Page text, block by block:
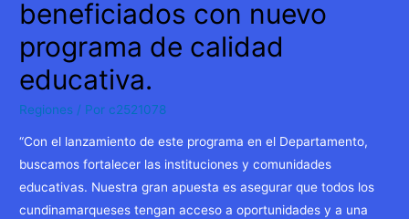
beneficiados con nuevo
programa de calidad
educativa.
Regiones / Por c2521078
“Con el lanzamiento de este programa en el Departamento,
buscamos fortalecer las instituciones y comunidades
educativas. Nuestra gran apuesta es asegurar que todos los
cundinamarqueses tengan acceso a oportunidades y a una